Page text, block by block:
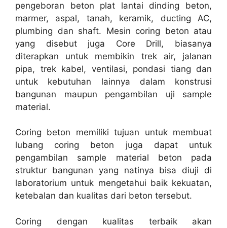
pengeboran beton plat lantai dinding beton,
marmer, aspal, tanah, keramik, ducting AC,
plumbing dan shaft. Mesin coring beton atau
yang disebut juga Core Drill, biasanya
diterapkan untuk membikin trek air, jalanan
pipa, trek kabel, ventilasi, pondasi tiang dan
untuk kebutuhan lainnya dalam konstrusi
bangunan maupun pengambilan uji sample
material.
Coring beton memiliki tujuan untuk membuat
lubang coring beton juga dapat untuk
pengambilan sample material beton pada
struktur bangunan yang natinya bisa diuji di
laboratorium untuk mengetahui baik kekuatan,
ketebalan dan kualitas dari beton tersebut.
Coring dengan kualitas terbaik akan